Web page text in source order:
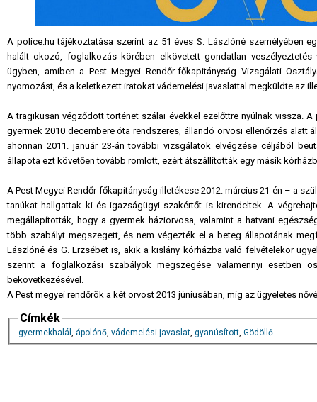
A police.hu tájékoztatása szerint az 51 éves S. Lászlóné személyében
halált okozó, foglalkozás körében elkövetett gondatlan
ügyben, amiben a Pest Megyei Rendőr-főkapitányság Vizsgálati
nyomozást, és a keletkezett iratokat vádemelési javaslattal megküldte az
A tragikusan végződött történet szálai évekkel ezelőttre nyúlnak vissza.
gyermek 2010 decembere óta rendszeres, állandó orvosi ellenőrzés alatt
ahonnan 2011. január 23-án további vizsgálatok elvégzése céljából
állapota ezt követően tovább romlott, ezért átszállították egy másik
A Pest Megyei Rendőr-főkapitányság illetékese 2012. március 21-én – a
tanúkat hallgattak ki és igazságügyi szakértőt is kirendeltek. A
megállapították, hogy a gyermek háziorvosa, valamint a hatvani
több szabályt megszegett, és nem végezték el a beteg állapotának
Lászlóné és G. Erzsébet is, akik a kislány kórházba való felvételekor
szerint a foglalkozási szabályok megszegése valamennyi esetben
bekövetkezésével.
A Pest megyei rendőrök a két orvost 2013 júniusában, míg az ügyeletes
Címkék
gyermekhalál , ápolónő, vádemelési javaslat, gyanúsított, Gödöllő